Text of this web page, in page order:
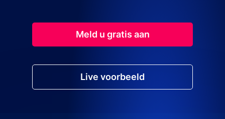
Meld u gratis aan
Live voorbeeld